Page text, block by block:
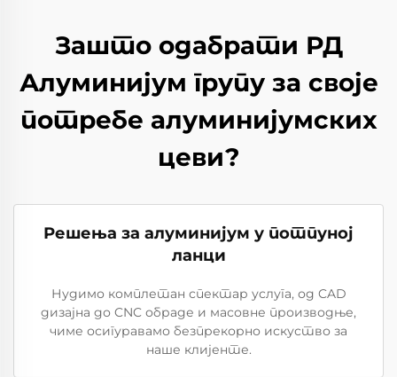
Зашто одабрати РД
Алуминијум групу за своје
потребе алуминијумских
цеви?
Решења за алуминијум у потпуној
ланци
Нудимо комплетан спектар услуга, од CAD
дизајна до CNC обраде и масовне производње,
чиме осигуравамо безпрекорно искуство за
наше клијенте.